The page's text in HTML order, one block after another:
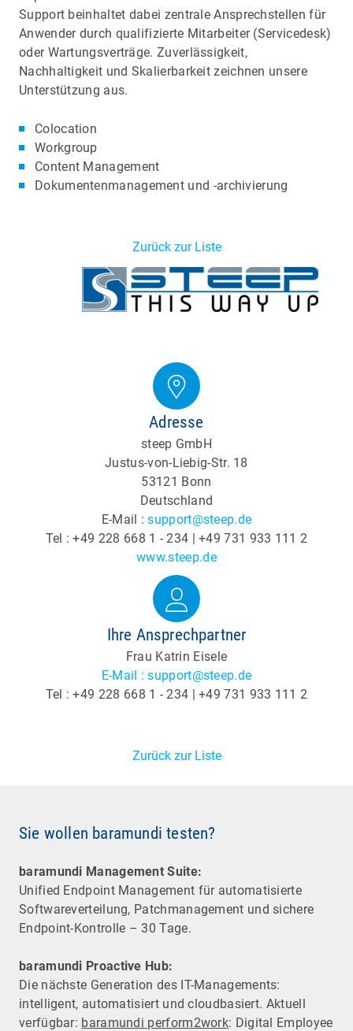
Support beinhaltet dabei zentrale Ansprechstellen für
Anwender durch qualifizierte Mitarbeiter (Servicedesk)
oder Wartungsverträge. Zuverlässigkeit,
Nachhaltigkeit und Skalierbarkeit zeichnen unsere
Unterstützung aus.
Colocation
Workgroup
Content Management
Dokumentenmanagement und -archivierung
Zurück zur Liste
Adresse
steep GmbH
Justus-von-Liebig-Str. 18
53121 Bonn
Deutschland
E-Mail :support@steep.de
Tel : +49 228 668 1 - 234 | +49 731 933 111 2
www.steep.de
Ihre Ansprechpartner
Frau Katrin Eisele
E-Mail : support@steep.de
Tel : +49 228 668 1 - 234 | +49 731 933 111 2
Zurück zur Liste
Sie wollen baramundi testen?
baramundi Management Suite:
Unified Endpoint Management für automatisierte
Software­verteilung, Patchmanagement und sichere
Endpoint-Kontrolle – 30 Tage.
baramundi Proactive Hub:
Die nächste Generation des IT-Managements:
intelligent, automatisiert und cloudbasiert. Aktuell
verfügbar: baramundi perform2work: Digital Employee